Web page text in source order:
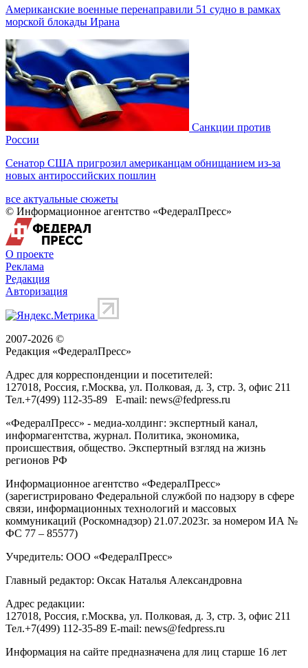
Американские военные перенаправили 51 судно в рамках
морской блокады Ирана
Санкции против
России
Сенатор США пригрозил американцам обнищанием из-за
новых антироссийских пошлин
все актуальные сюжеты
© Информационное агентство «ФедералПресс»
О проекте
Реклама
Редакция
Авторизация
2007-2026 ©
Редакция «ФедералПресс»
Адрес для корреспонденции и посетителей:
127018, Россия, г.Москва, ул. Полковая, д. 3, стр. 3, офис 211
Тел.+7(499) 112-35-89 E-mail: news@fedpress.ru
«ФедералПресс» - медиа-холдинг: экспертный канал,
информагентства, журнал. Политика, экономика,
происшествия, общество. Экспертный взгляд на жизнь
регионов РФ
Информационное агентство «ФедералПресс»
(зарегистрировано Федеральной службой по надзору в сфере
связи, информационных технологий и массовых
коммуникаций (Роскомнадзор) 21.07.2023г. за номером ИА №
ФС 77 – 85577)
Учредитель: ООО «ФедералПресс»
Главный редактор: Оксак Наталья Александровна
Адрес редакции:
127018, Россия, г.Москва, ул. Полковая, д. 3, стр. 3, офис 211
Тел.+7(499) 112-35-89 E-mail: news@fedpress.ru
Информация на сайте предназначена для лиц старше 16 лет